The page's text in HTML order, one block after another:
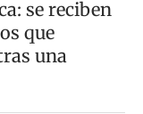
se reciben
que
una